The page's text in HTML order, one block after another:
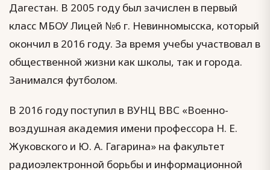
Дагестан. В 2005 году был зачислен в первый
класс МБОУ Лицей №6 г. Невинномысска, который
окончил в 2016 году. За время учебы участвовал в
общественной жизни как школы, так и города.
Занимался футболом.
В 2016 году поступил в ВУНЦ ВВС «Военно-
воздушная академия имени профессора Н. Е.
Жуковского и Ю. А. Гагарина» на факультет
радиоэлектронной борьбы и информационной